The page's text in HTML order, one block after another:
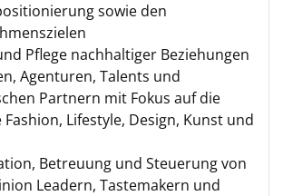
sowie den
Pflege nachhaltiger Beziehungen
Agenturen, Talents und
Partnern mit Fokus auf die
Fashion, Lifestyle, Design, Kunst und
Betreuung und Steuerung von
Leadern, Tastemakern und